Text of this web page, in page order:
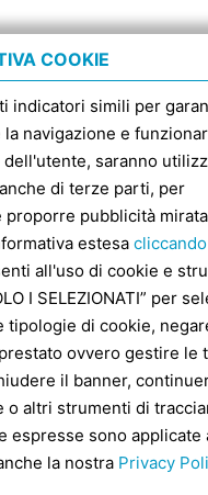
COOKIE
indicatori simili per
navigazione e
saranno
di terze parti, per
pubblicità
estesa
all'uso di cookie e
I SELEZIONATI” per
tipologie di cookie,
ovvero gestire le
il banner,
o altri strumenti di
espresse sono applicate
la nostra Privacy